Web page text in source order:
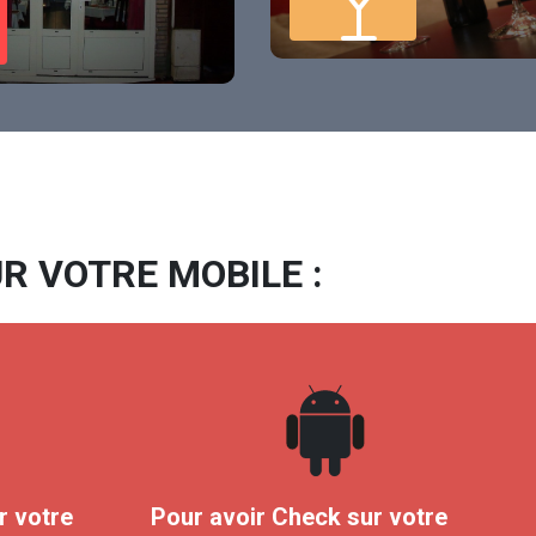
VOTRE MOBILE :
votre
Pour avoir Check sur votre